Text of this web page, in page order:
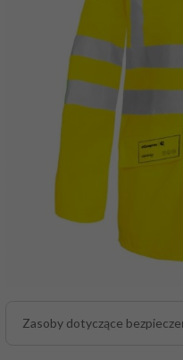
Zasoby dotyczące